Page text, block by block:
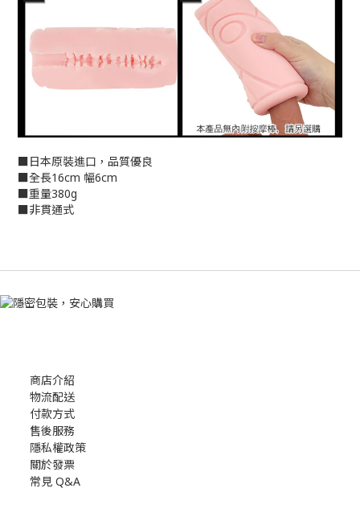
■日本原裝進口，品質優良
■全長16cm 幅6cm
■重量380g
■非貫通式
商店介紹
物流配送
付款方式
售後服務
隱私權政策
關於發票
常見 Q&A